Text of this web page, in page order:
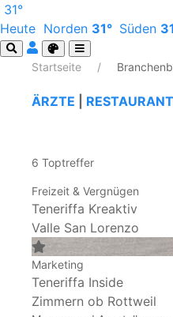
31°
Heute Norden 31° Süden
Startseite
ÄRZTE
6 Toptreffer
Freizeit & Vergnügen
Teneriffa Kreaktiv
Valle San Lorenzo
Marketing
Teneriffa Inside
Zimmern ob Rottweil